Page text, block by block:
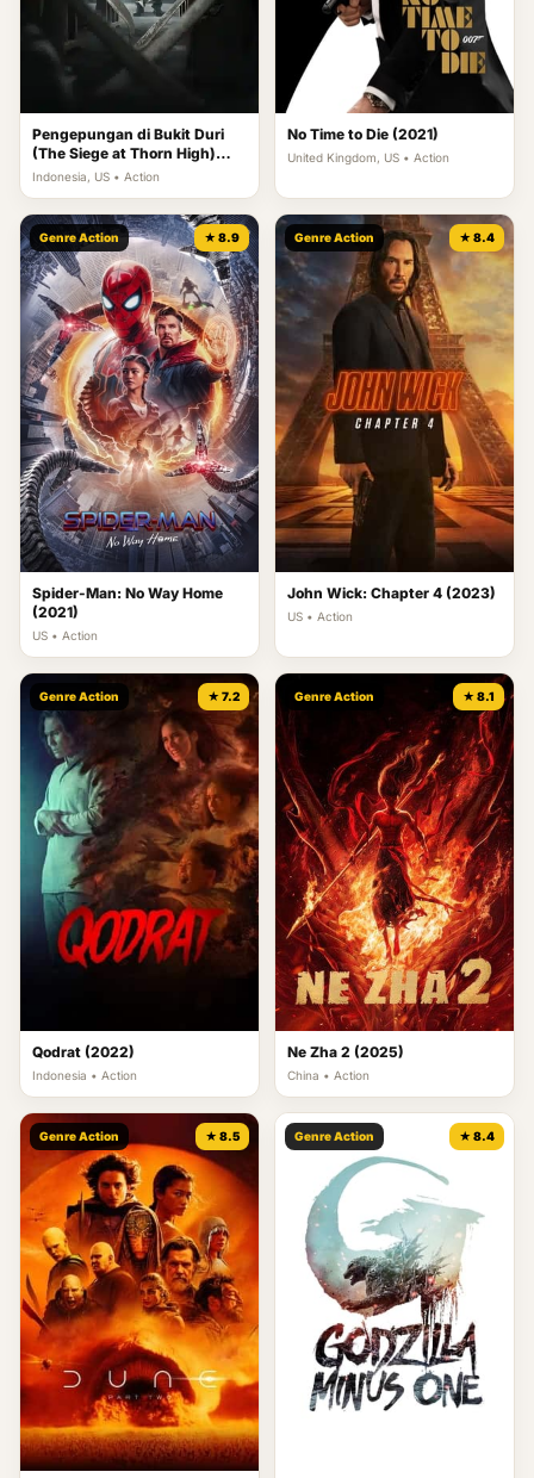
Pengepungan di Bukit Duri
(The Siege at Thorn High)
(2025)
Indonesia, US • Action
No Time to Die (2021)
United Kingdom, US • Action
Genre Action ★ 8.9
Spider-Man: No Way Home
(2021)
US • Action
Genre Action ★ 8.4
John Wick: Chapter 4 (2023)
US • Action
Genre Action ★ 7.2
Qodrat (2022)
Indonesia • Action
Genre Action ★ 8.1
Ne Zha 2 (2025)
China • Action
Genre Action ★ 8.5 Genre Action ★ 8.4